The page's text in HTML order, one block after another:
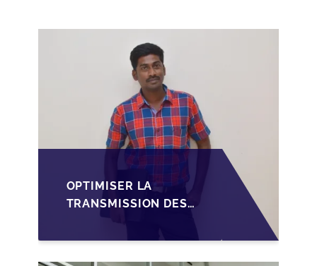
OPTIMISER LA
TRANSMISSION DES
LUXEMBOURGEOISES